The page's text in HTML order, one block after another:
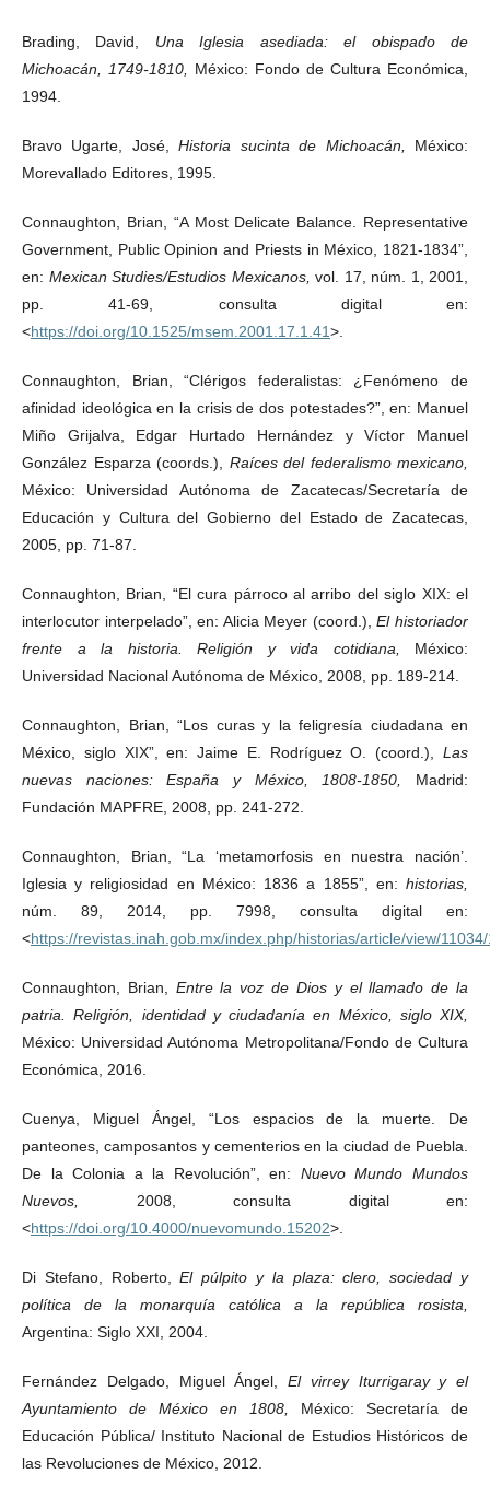
Brading, David, Una Iglesia asediada: el obispado de
Michoacán, 1749-1810, México: Fondo de Cultura Económica,
1994.
Bravo Ugarte, José,Historia sucinta de Michoacán, México:
Morevallado Editores, 1995.
Connaughton, Brian, “A Most Delicate Balance. Representative
Government, Public Opinion and Priests in México, 1821-1834”,
en: Mexican Studies/Estudios Mexicanos, vol. 17, núm. 1, 2001,
pp. 41-69, consulta digital en:
<https://doi.org/10.1525/msem.2001.17.1.41>.
Connaughton, Brian, “Clérigos federalistas: ¿Fenómeno de
afinidad ideológica en la crisis de dos potestades?”, en: Manuel
Miño Grijalva, Edgar Hurtado Hernández y Víctor Manuel
González Esparza (coords.), Raíces del federalismo mexicano,
México: Universidad Autónoma de Zacatecas/Secretaría de
Educación y Cultura del Gobierno del Estado de Zacatecas,
2005, pp. 71-87.
Connaughton, Brian, “El cura párroco al arribo del siglo XIX: el
interlocutor interpelado”, en: Alicia Meyer (coord.),El historiador
frente a la historia. Religión y vida cotidiana, México:
Universidad Nacional Autónoma de México, 2008, pp. 189-214.
Connaughton, Brian, “Los curas y la feligresía ciudadana en
México, siglo XIX”, en: Jaime E. Rodríguez O. (coord.), Las
nuevas naciones: España y México, 1808-1850, Madrid:
Fundación MAPFRE, 2008, pp. 241-272.
Connaughton, Brian, “La ‘metamorfosis en nuestra nación’.
Iglesia y religiosidad en México: 1836 a 1855”, en: historias,
núm. 89, 2014, pp. 7998, consulta digital en:
<https://revistas.inah.gob.mx/index.php/historias/article/view/
Connaughton, Brian, Entre la voz de Dios y el llamado de la
patria. Religión, identidad y ciudadanía en México, siglo XIX,
México: Universidad Autónoma Metropolitana/Fondo de Cultura
Económica, 2016.
Cuenya, Miguel Ángel, “Los espacios de la muerte. De
panteones, camposantos y cementerios en la ciudad de Puebla.
De la Colonia a la Revolución”, en: Nuevo Mundo Mundos
Nuevos, 2008, consulta digital en:
<https://doi.org/10.4000/nuevomundo.15202>.
Di Stefano, Roberto,El púlpito y la plaza: clero, sociedad y
política de la monarquía católica a la república rosista,
Argentina: Siglo XXI, 2004.
Fernández Delgado, Miguel Ángel, El virrey Iturrigaray y el
Ayuntamiento de México en 1808, México: Secretaría de
Educación Pública/ Instituto Nacional de Estudios Históricos de
las Revoluciones de México, 2012.